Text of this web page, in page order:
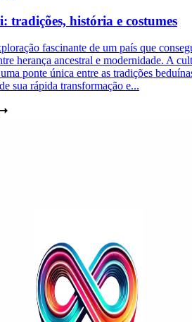
tradições, história e costumes
fascinante de um país que
herança ancestral e modernidade. A
ponte única entre as tradições
sua rápida transformação e...